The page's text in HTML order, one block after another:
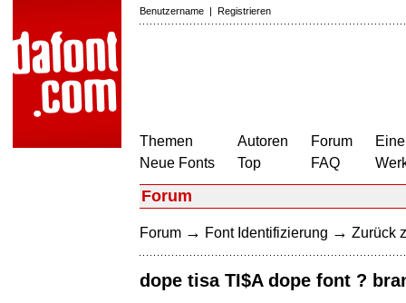
Benutzername | Registrieren
Themen
Neue Fonts
Autoren
Top
Forum
FAQ
Forum
Forum → Font Identifizierung → Zurück
dope tisa TI$A dope font ?